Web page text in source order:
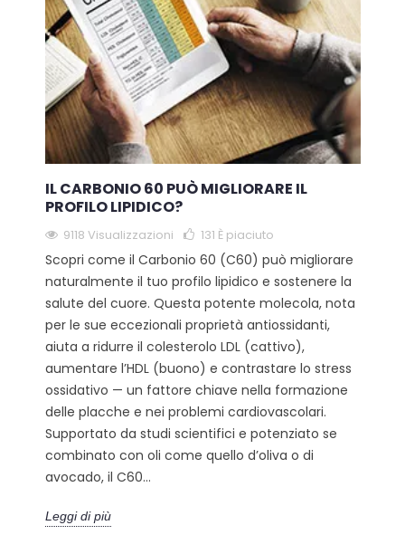
IL CARBONIO 60 PUÒ MIGLIORARE IL
PROFILO LIPIDICO?
9118 Visualizzazioni 131 È piaciuto
Scopri come il Carbonio 60 (C60) può migliorare
naturalmente il tuo profilo lipidico e sostenere la
salute del cuore. Questa potente molecola, nota
per le sue eccezionali proprietà antiossidanti,
aiuta a ridurre il colesterolo LDL (cattivo),
aumentare l’HDL (buono) e contrastare lo stress
ossidativo — un fattore chiave nella formazione
delle placche e nei problemi cardiovascolari.
Supportato da studi scientifici e potenziato se
combinato con oli come quello d’oliva o di
avocado, il C60...
Leggi di più